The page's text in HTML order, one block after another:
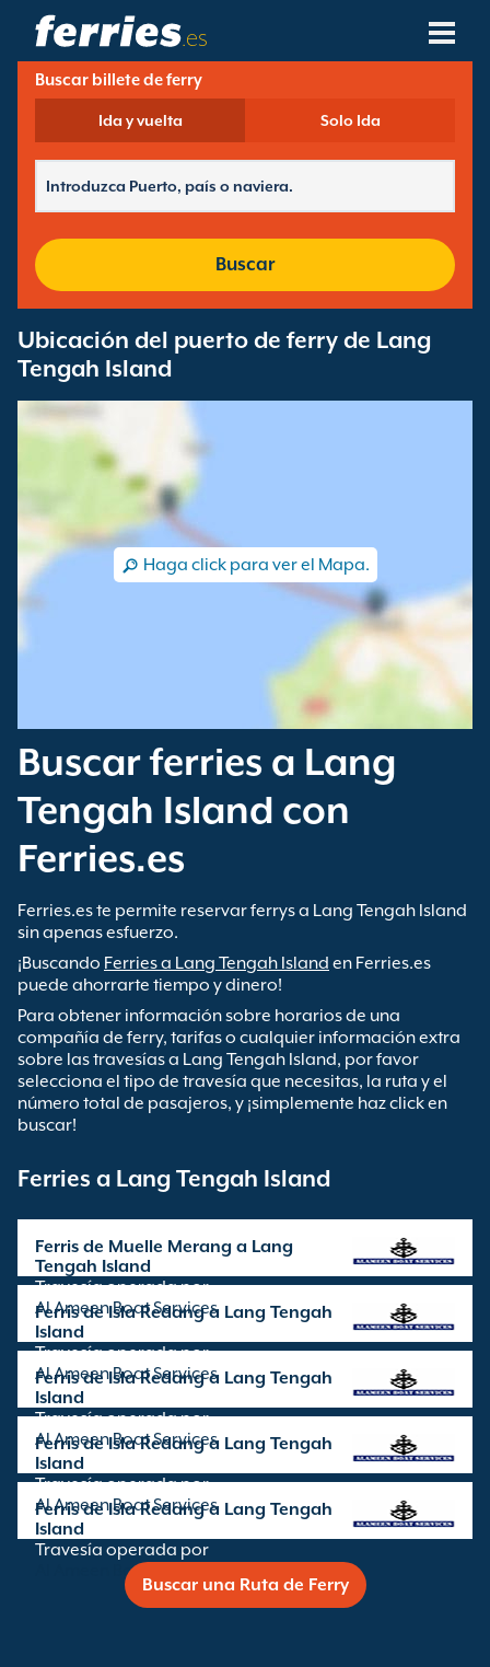
.es
Compañías Navieras
Destinos De Ferries
Puertos De Ferry
Buscar billete de ferry
Ida y vuelta Solo Ida
Buscar
Ubicación del puerto de ferry de Lang
Tengah Island
Haga click para ver el Mapa.
Buscar ferries a Lang
Tengah Island con
Ferries.es
Ferries.es te permite reservar ferrys a Lang Tengah Island
sin apenas esfuerzo.
¡Buscando Ferries a Lang Tengah Island en Ferries.es
puede ahorrarte tiempo y dinero!
Para obtener información sobre horarios de una
compañía de ferry, tarifas o cualquier información extra
sobre las travesías a Lang Tengah Island, por favor
selecciona el tipo de travesía que necesitas, la ruta y el
número total de pasajeros, y ¡simplemente haz click en
buscar!
Ferries a Lang Tengah Island
Ferris de Muelle Merang a Lang
Tengah Island
Travesía operada por
Al Ameen Boat Services
Ferris de Isla Redang a Lang Tengah
Island
Travesía operada por
Al Ameen Boat Services
Ferris de Isla Redang a Lang Tengah
Island
Travesía operada por
Al Ameen Boat Services
Ferris de Isla Redang a Lang Tengah
Island
Travesía operada por
Al Ameen Boat Services
Ferris de Isla Redang a Lang Tengah
Island
Travesía operada por
Al Ameen Boat Services
Buscar una Ruta de Ferry